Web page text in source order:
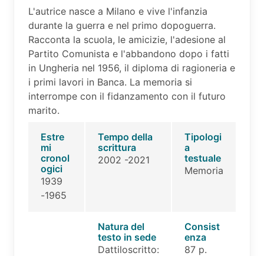
L'autrice nasce a Milano e vive l'infanzia
durante la guerra e nel primo dopoguerra.
Racconta la scuola, le amicizie, l'adesione al
Partito Comunista e l'abbandono dopo i fatti
in Ungheria nel 1956, il diploma di ragioneria e
i primi lavori in Banca. La memoria si
interrompe con il fidanzamento con il futuro
marito.
Estre
mi
cronol
ogici
1939
-1965
Tempo della
scrittura
2002 -2021
Tipologi
a
testuale
Memoria
Natura del
testo in sede
Dattiloscritto:
Consist
enza
87 p.